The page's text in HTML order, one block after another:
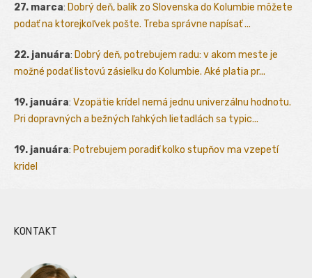
27. marca: Dobrý deň, balík zo Slovenska do Kolumbie môžete
podať na ktorejkoľvek pošte. Treba správne napísať ...
22. januára: Dobrý deň, potrebujem radu: v akom meste je
možné podať listovú zásielku do Kolumbie. Aké platia pr...
19. januára: Vzopätie krídel nemá jednu univerzálnu hodnotu.
Pri dopravných a bežných ľahkých lietadlách sa typic...
19. januára: Potrebujem poradiť kolko stupňov ma vzepetí
kridel
KONTAKT